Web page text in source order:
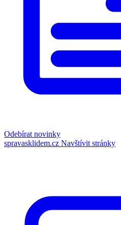
Odebírat novinky
spravasklidem.cz Navštívit stránky